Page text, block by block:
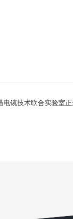
电镜技术联合实验室